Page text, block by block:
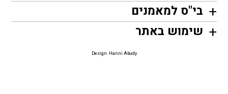
בי"ס למאמנים
שימוש באתר
Design: Hanni Abudy